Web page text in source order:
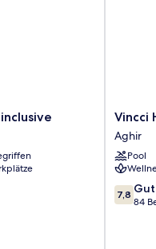
inclusive
Vincci
Helios
Beach
Aghir
Vincci
Aghir
Pool
7.8
von
7,8 Gut
84